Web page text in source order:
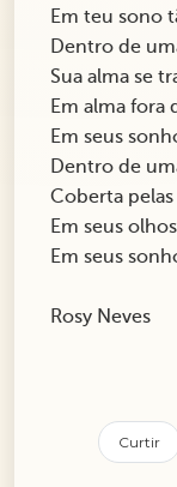
Em teu sono
Dentro de
Sua alma se
Em alma fora
Em seus
Dentro de
Coberta
Em seus
Em seus
Rosy Neves
Curtir